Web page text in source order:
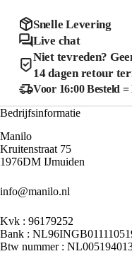
Snelle Levering
Live chat
Niet tevreden?
14 dagen retour
Voor 16:00 Besteld
Bedrijfsinformatie
Manilo
Kruitenstraat 75
1976DM IJmuiden
info@manilo.nl
Kvk : 96179252
Bank :
Btw nummer :